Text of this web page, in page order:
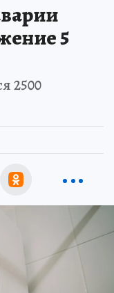
5
2500